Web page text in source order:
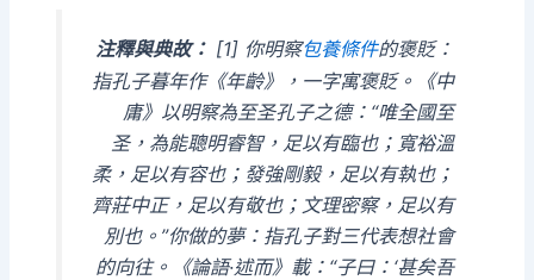
注釋與典故： [1] 你明察包養條件的褒貶：
指孔子暮年作《年齡》，一字寓褒貶。《中
庸》以明察為至圣孔子之德：“唯全國至
圣，為能聰明睿智，足以有臨也；寬裕溫
柔，足以有容也；發強剛毅，足以有執也；
齊莊中正，足以有敬也；文理密察，足以有
別也。”你做的夢：指孔子對三代表想社會
的向往。《論語·述而》載：“子曰：‘甚矣吾